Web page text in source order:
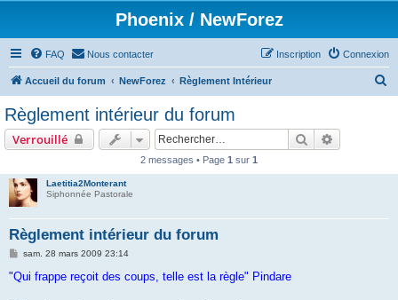
Phoenix / NewForez
FAQ Nous contacter Connexion
Inscription
Accueil du forum NewForez Règlement Intérieur
Règlement intérieur du forum
Verrouillé Rechercher
2 messages • Page 1 sur 1
Laetitia2Monterant
Siphonnée Pastorale
Règlement intérieur du forum
M
s
s
sam. 28 mars 2009 23:14
"Qui frappe reçoit des coups, telle est la règle" Pindare